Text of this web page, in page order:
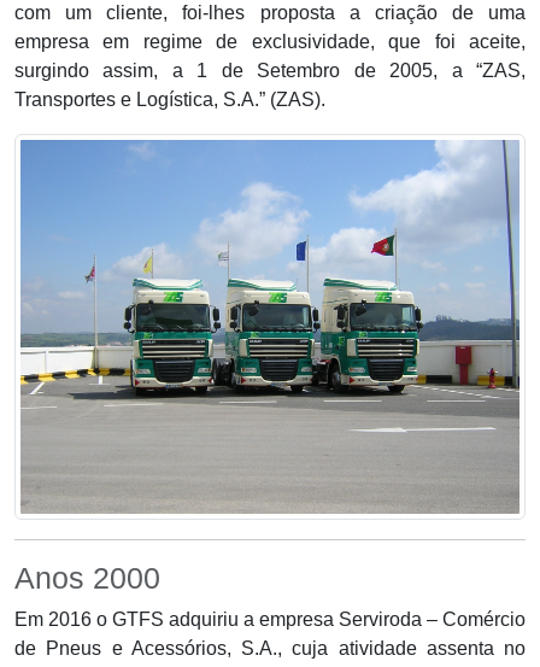
com um cliente, foi-lhes proposta a criação de uma
empresa em regime de exclusividade, que foi aceite,
surgindo assim, a 1 de Setembro de 2005, a “ZAS,
Transportes e Logística, S.A.” (ZAS).
Anos 2000
Em 2016 o GTFS adquiriu a empresa Serviroda – Comércio
de Pneus e Acessórios, S.A., cuja atividade assenta no